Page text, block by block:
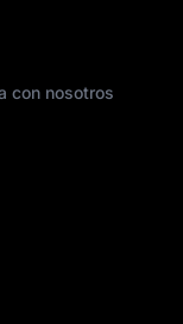
con nosotros